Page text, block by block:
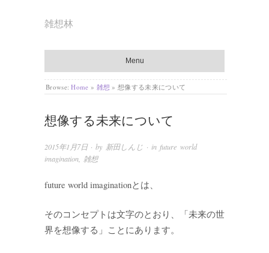
雑想林
Menu
Browse: Home » 雑想 » 想像する未来について
想像する未来について
2015年1月7日· by 新田しんじ · in future world
imagination 雑想
future world imaginationとは、
そのコンセプトは文字のとおり、「未来の世
界を想像する」ことにあります。